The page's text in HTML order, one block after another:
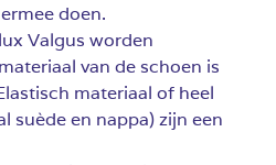
doen.
Valgus worden
van de schoen is
materiaal of heel
suède en nappa) zijn een